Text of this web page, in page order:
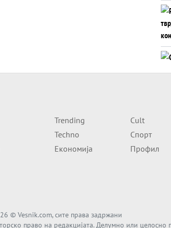
Trending
Techno
Економија
Cult
Спорт
Профил
© Vesnik.com, сите права задржани
право на редакцијата. Делумно или целосно